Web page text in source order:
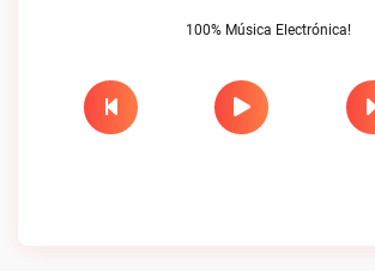
100% Música Electrónica!